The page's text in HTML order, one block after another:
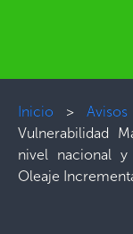
Inicio > Avisos
Vulnerabilidad
nivel nacional
Oleaje